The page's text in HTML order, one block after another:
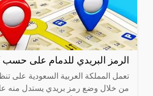
الرمز البريدي للدمام على
تعمل المملكة العربية السعودية على
من خلال وضع رمز بريدي يستدل منه